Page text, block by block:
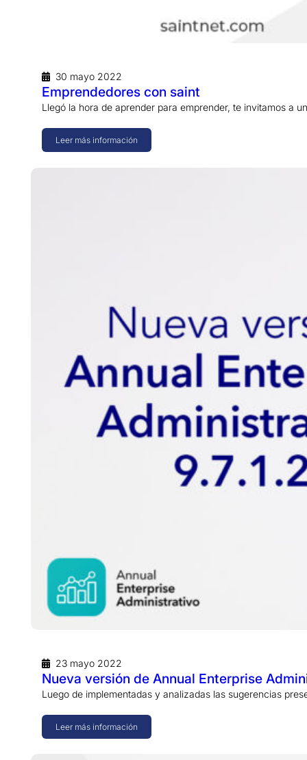
30 mayo 2022
Emprendedores con saint
Llegó la hora de aprender para emprender, te invitamos a
Leer más información
23 mayo 2022
Nueva versión de Annual Enterprise
Luego de implementadas y analizadas las sugerencias
Leer más información